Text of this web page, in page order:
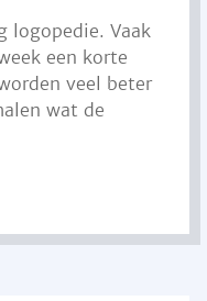
logopedie. Vaak
een korte
veel beter
wat de